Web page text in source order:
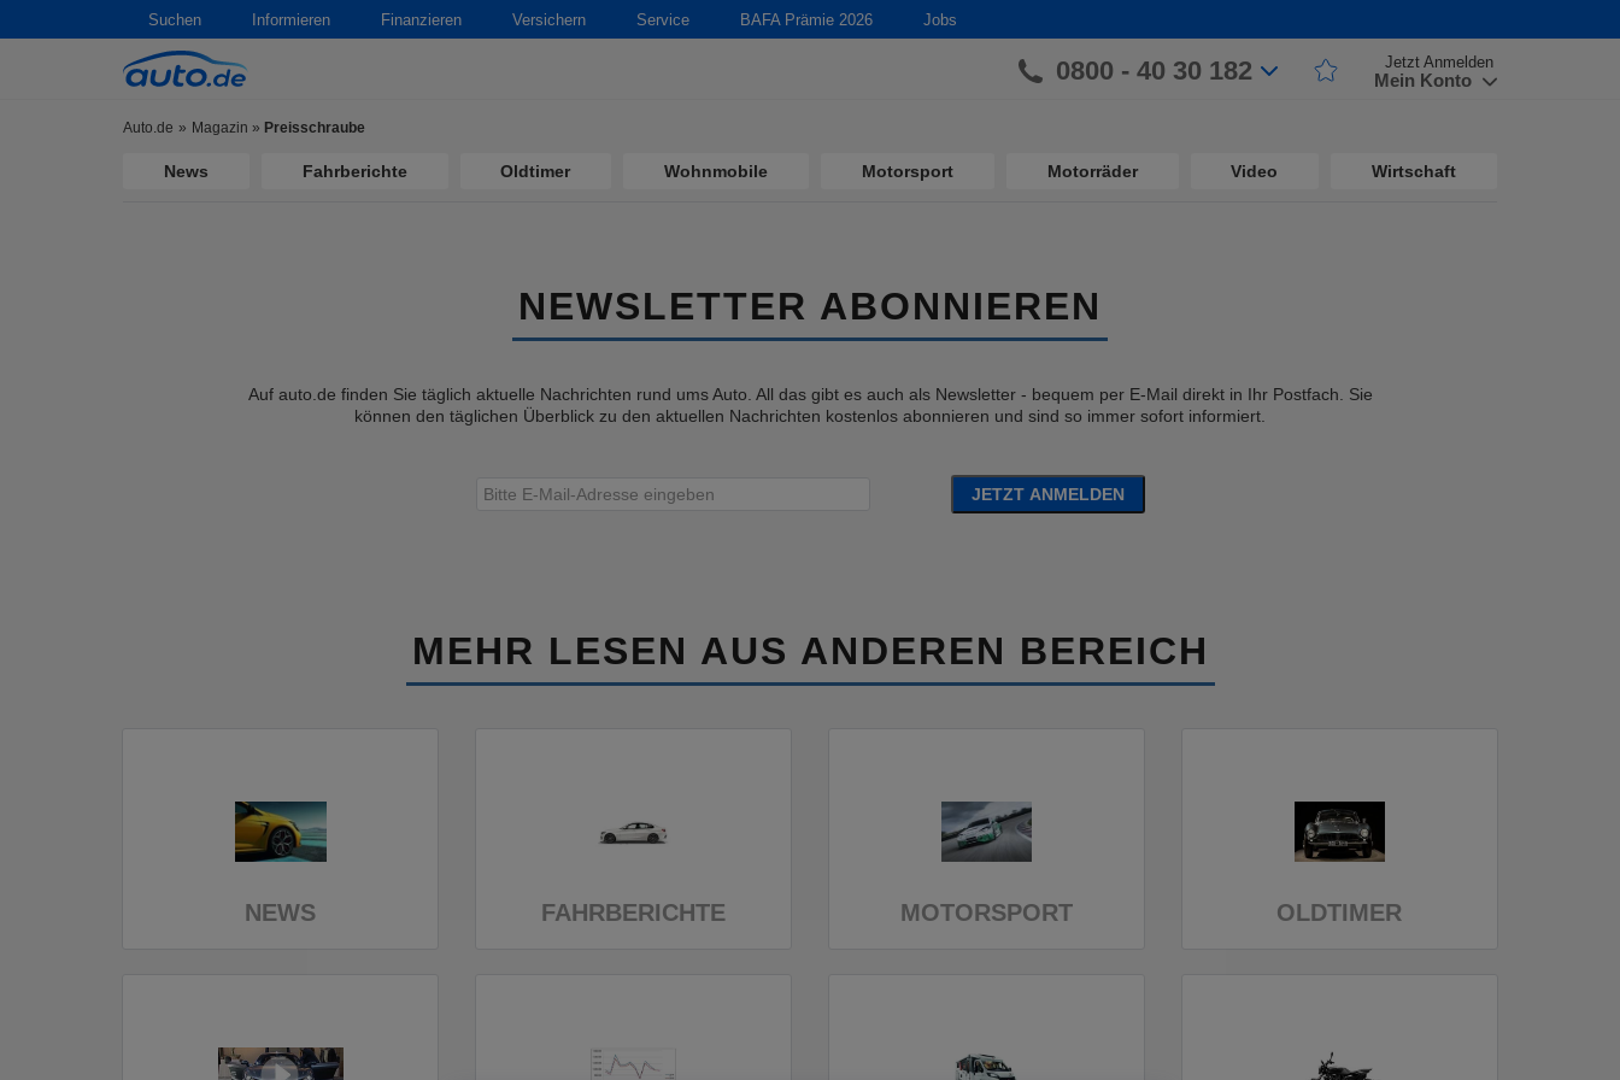
Suchen Informieren Finanzieren Versichern Service BAFA Prämie 2026 Jobs
0800 - 40 30 182 Jetzt Anmelden
Mein Konto
Auto.de Magazin » Preisschraube
News Fahrberichte Oldtimer Wohnmobile Motorsport Motorräder Video Wirtschaft
NEWSLETTER ABONNIEREN
Auf auto.de finden Sie täglich aktuelle Nachrichten rund ums Auto. All das gibt es auch als Newsletter - bequem per E-Mail direkt in Ihr Postfach. Sie
können den täglichen Überblick zu den aktuellen Nachrichten kostenlos abonnieren und sind so immer sofort informiert.
JETZT ANMELDEN
MEHR LESEN AUS ANDEREN BEREICH
NEWS FAHRBERICHTE MOTORSPORT OLDTIMER